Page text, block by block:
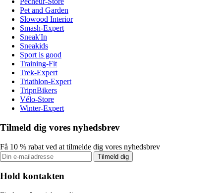
Pet and Garden
Slowood Interior
Smash-Expert
Sneak'In
Sneakids
Sport is good
Training-Fit
Trek-Expert
Triathlon-Expert
TripnBikers
Vélo-Store
Winter-Expert
Tilmeld dig vores nyhedsbrev
Få 10 % rabat ved at tilmelde dig vores nyhedsbrev
Tilmeld dig
Hold kontakten